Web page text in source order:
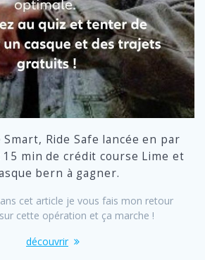
Ride Safe lancée en par
15 min de crédit course Lime et
bern à gagner.
cet article je vous fais mon retour
sur cette opération et ça marche !
découvrir